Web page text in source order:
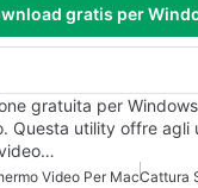
gratis per
gratuita per
Questa utility offre agli
Video Per MacCattura